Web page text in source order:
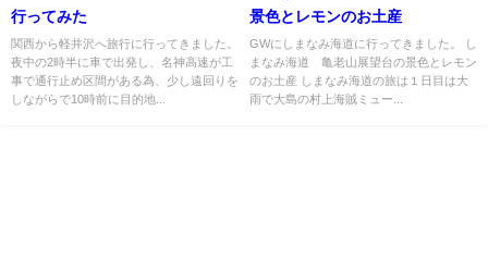
行ってみた
関西から軽井沢へ旅行に行ってきました。
夜中の2時半に車で出発し、名神高速が工
事で通行止め区間がある為、少し遠回りを
しながらで10時前に目的地...
景色とレモンのお土産
GWにしまなみ海道に行ってきました。 し
まなみ海道 亀老山展望台の景色とレモン
のお土産 しまなみ海道の旅は１日目は大
雨で大島の村上海賊ミュー...